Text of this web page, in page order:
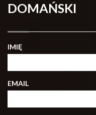
DOMAŃSKI
IMIĘ
EMAIL